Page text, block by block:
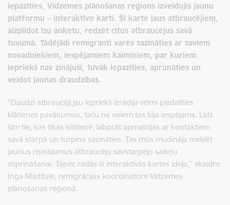
iepazīties, Vidzemes plānošanas reģions izveidojis jaunu
platformu – interaktīvo karti. Šī karte ļaus atbraucējiem,
aizpildot īsu anketu, redzēt citus atbraucējus savā
tuvumā. Tādējādi remigranti varēs sazināties ar saviem
novadniekiem, iespējamiem kaimiņiem, par kuriem
iepriekš nav zinājuši, tuvāk iepazīties, aprunāties un
veidot jaunas draudzības.
"Daudzi atbraucēji jau iepriekš izrādīja vēlmi piedalīties
klātienes pasākumos, taču ne visiem tas bija iespējams. Līdz
šim tie, kas tikās klātienē, labprāt apmainījās ar kontaktiem
savā starpā un turpina sazināties. Tas mūs mudināja meklēt
jaunus risinājumus atbraucēju savstarpējo saikņu
stiprināšanai. Tāpēc radās šī interaktīvās kartes ideja," skaidro
Inga Madžule, remigrācijas koordinatore Vidzemes
plānošanas reģionā.